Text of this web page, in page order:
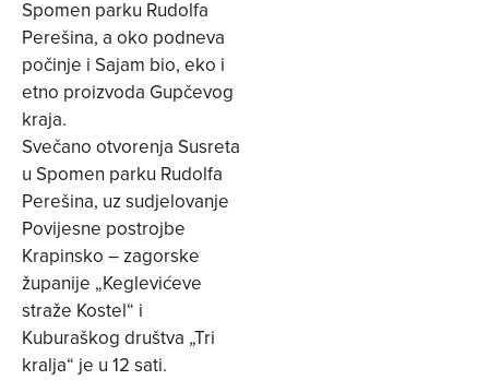
Spomen parku Rudolfa
Perešina, a oko podneva
počinje i Sajam bio, eko i
etno proizvoda Gupčevog
kraja.
Svečano otvorenja Susreta
u Spomen parku Rudolfa
Perešina, uz sudjelovanje
Povijesne postrojbe
Krapinsko – zagorske
županije „Keglevićeve
straže Kostel“ i
Kuburaškog društva „Tri
kralja“ je u 12 sati.